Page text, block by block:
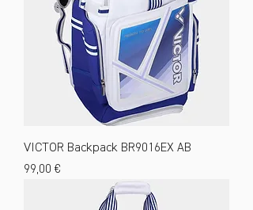
VICTOR Backpack BR9016EX AB
Preis
99,00 €